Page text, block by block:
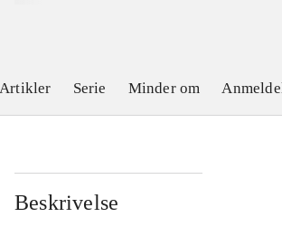
Artikler Serie Minder om
Beskrivelse